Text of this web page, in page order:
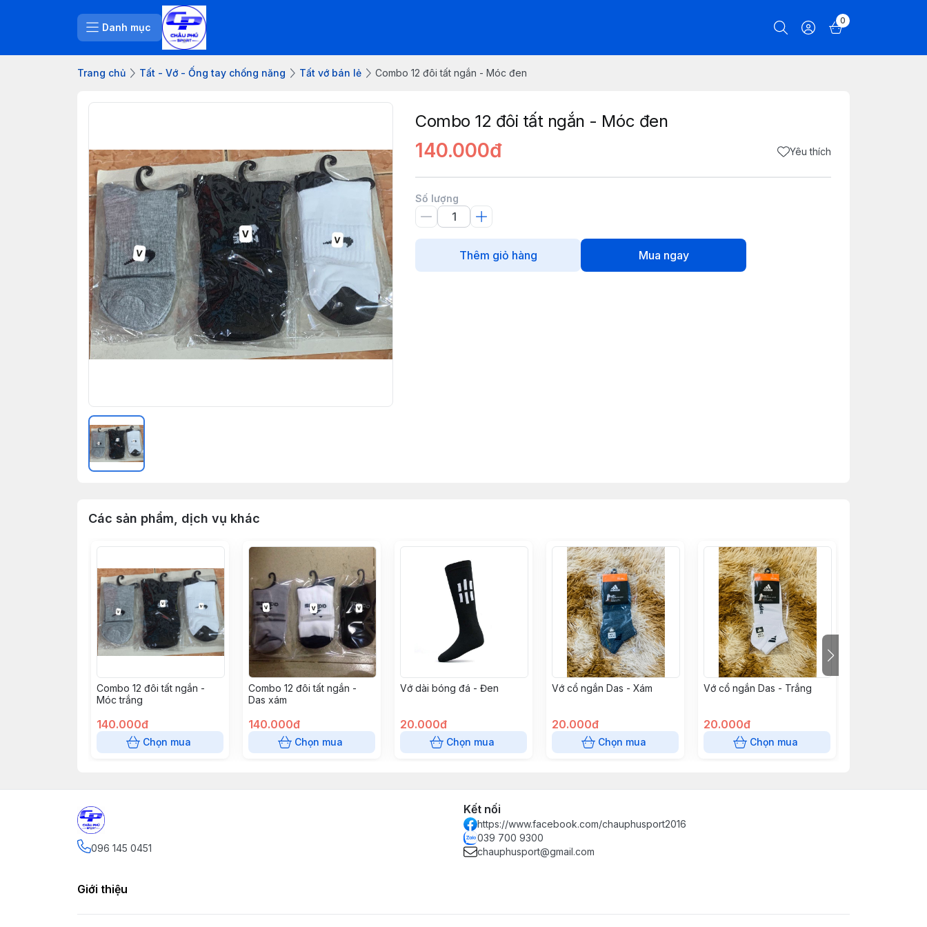
Danh mục
0
Trang chủ Tất - Vớ - Ống tay chống năng Tất vớ bán lẻ Combo 12 đôi tất ngắn - Móc đen
Combo 12 đôi tất ngắn - Móc đen
140.000đ Yêu thích
Số lượng
Thêm giỏ hàng Mua ngay
Các sản phẩm, dịch vụ khác
Combo 12 đôi tất ngắn -
Móc trắng
140.000đ
Chọn mua
Combo 12 đôi tất ngắn -
Das xám
140.000đ
Chọn mua
Vớ dài bóng đá - Đen
20.000đ
Chọn mua
Vớ cổ ngắn Das - Xám
20.000đ
Chọn mua
Vớ cổ ngắn Das - Trắng
20.000đ
Chọn mua
096 145 0451
Kết nối
https://www.facebook.com/chauphusport2016
039 700 9300
chauphusport@gmail.com
Giới thiệu